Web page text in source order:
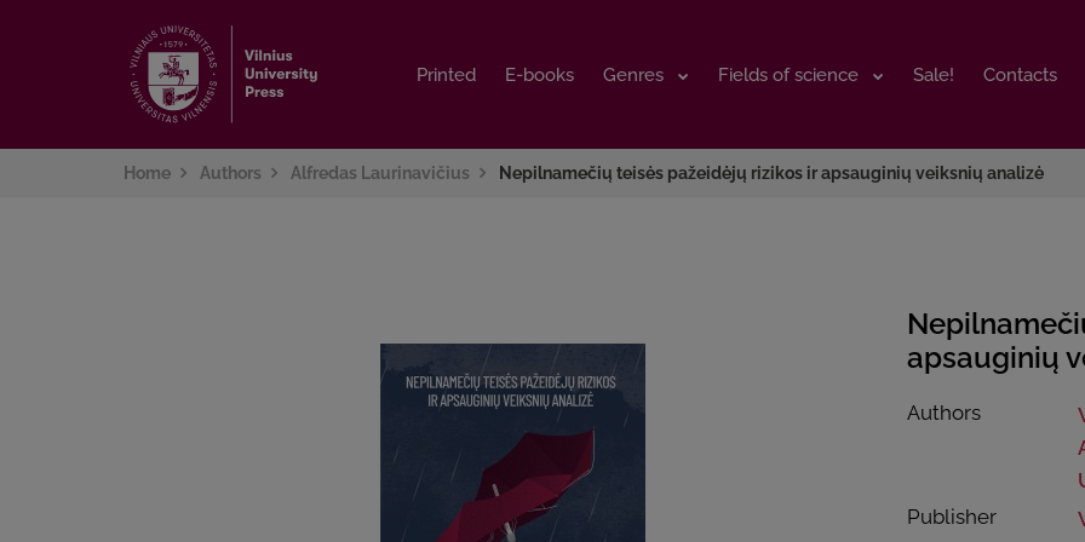
Printed E-books Genres Fields of science Sale! Contacts
Printed E-books Genres Fields of science Sale! Contacts
Home Authors Alfredas Laurinavičius Nepilnamečių teisės pažeidėjų rizikos ir apsauginių veiksnių analizė
apsauginių
Authors
Publisher